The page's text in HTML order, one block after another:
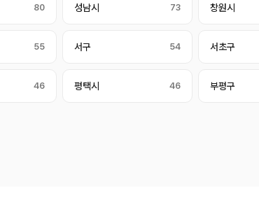
80 성남시 73 창원시
55 서구 54 서초구
46 평택시 46 부평구